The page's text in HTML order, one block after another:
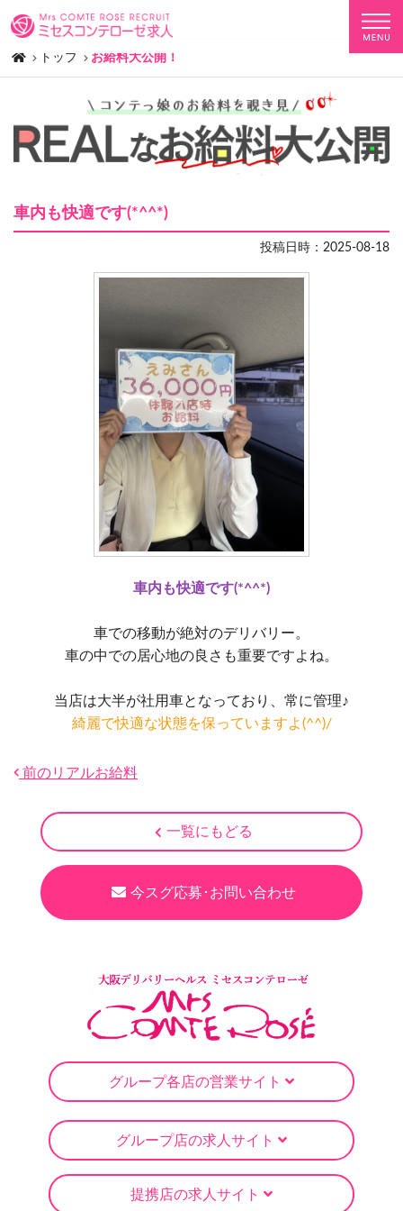
トップ お給料大公開！
車内も快適です(*^^*)
投稿日時：2025-08-18
車内も快適です(*^^*)
車での移動が絶対のデリバリー。
車の中での居心地の良さも重要ですよね。
当店は大半が社用車となっており、常に管理♪
綺麗で快適な状態を保っていますよ(^^)/
前のリアルお給料
一覧にもどる
今スグ応募･お問い合わせ
グループ各店の営業サイト
グループ店の求人サイト
提携店の求人サイト